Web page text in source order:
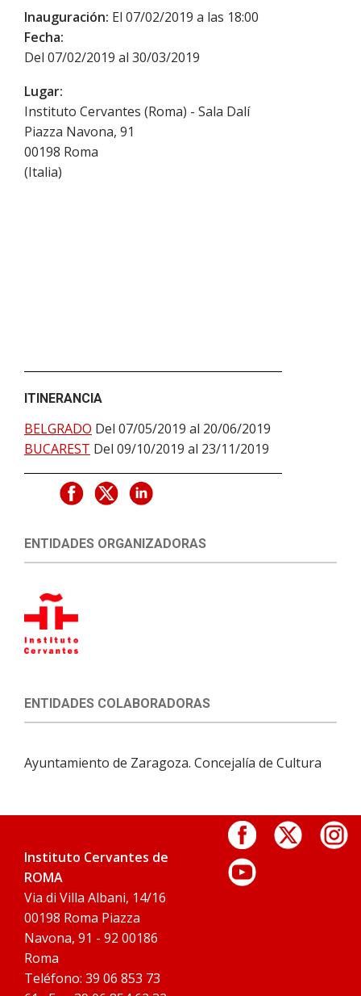
Inauguración: El 07/02/2019 a las 18:00
Fecha:
Del 07/02/2019 al 30/03/2019
Lugar:
Instituto Cervantes (Roma) - Sala Dalí
Piazza Navona, 91
00198 Roma
(Italia)
ITINERANCIA
BELGRADO Del 07/05/2019 al 20/06/2019
BUCAREST Del 09/10/2019 al 23/11/2019
ENTIDADES ORGANIZADORAS
ENTIDADES COLABORADORAS
Ayuntamiento de Zaragoza. Concejalía de Cultura
Instituto Cervantes de
ROMA
Via di Villa Albani, 14/16
00198 Roma Piazza
Navona, 91 - 92 00186
Roma
Teléfono: 39 06 853 73